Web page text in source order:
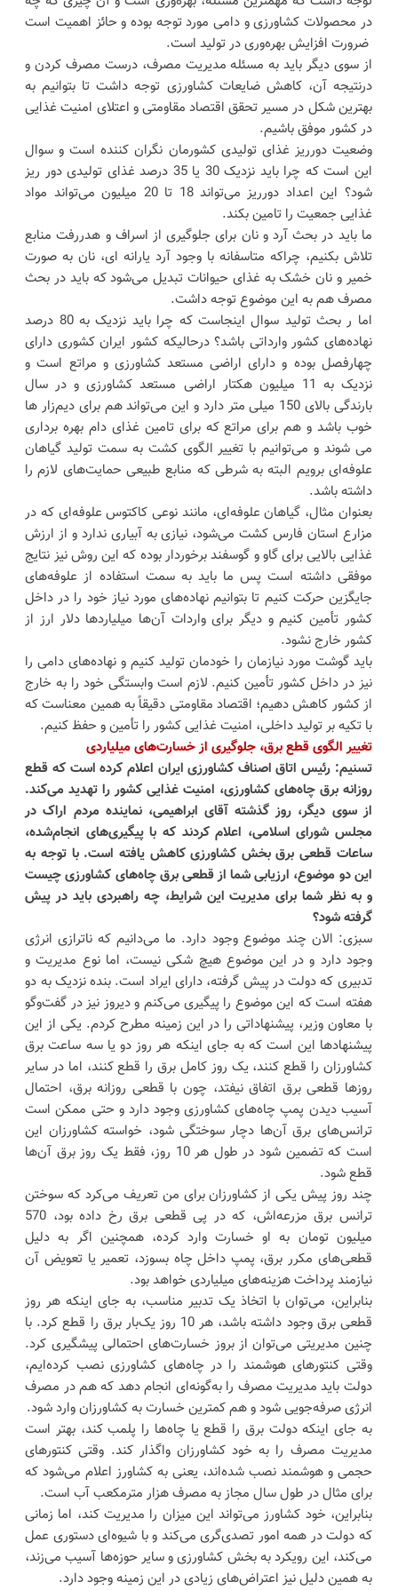
در محصولات کشاورزی و دامی مورد توجه بوده و حائز اهمیت است
ضرورت افزایش بهره‌وری در تولید است.
از سوی دیگر باید به مسئله مدیریت مصرف، درست مصرف کردن و
درنتیجه آن، کاهش ضایعات کشاورزی توجه داشت تا بتوانیم به
بهترین شکل در مسیر تحقق اقتصاد مقاومتی و اعتلای امنیت غذایی
در کشور موفق باشیم.
وضعیت دورریز غذای تولیدی کشورمان نگران کننده است و سوال
این است که چرا باید نزدیک 30 یا 35 درصد غذای تولیدی دور ریز
شود؟ این اعداد دورریز می‌تواند 18 تا 20 میلیون می‌تواند مواد
غذایی جمعیت را تامین بکند.
ما باید در بحث آرد و نان برای جلوگیری از اسراف و هدررفت منابع
تلاش بکنیم، چراکه متاسفانه با وجود آرد یارانه ای، نان به صورت
خمیر و نان خشک به غذای حیوانات تبدیل می‌شود که باید در بحث
مصرف هم به این موضوع توجه داشت.
اما ر بحث تولید سوال اینجاست که چرا باید نزدیک به 80 درصد
نهاده‌های کشور وارداتی باشد؟ درحالیکه کشور ایران کشوری دارای
چهارفصل بوده و دارای اراضی مستعد کشاورزی و مراتع است و
نزدیک به 11 میلیون هکتار اراضی مستعد کشاورزی و در سال
بارندگی بالای 150 میلی متر دارد و این می‌تواند هم برای دیم‌زار ها
خوب باشد و هم برای مراتع که برای تامین غذای دام بهره برداری
می شوند و می‌توانیم با تغییر الگوی کشت به سمت تولید گیاهان
علوفه‌ای برویم البته به شرطی که منابع طبیعی حمایت‌های لازم را
داشته باشد.
بعنوان مثال، گیاهان علوفه‌ای، مانند نوعی کاکتوس علوفه‌ای که در
مزارع استان فارس کشت می‌شود، نیازی به آبیاری ندارد و از ارزش
غذایی بالایی برای گاو و گوسفند برخوردار بوده که این روش نیز نتایج
موفقی داشته است پس ما باید به سمت استفاده از علوفه‌های
جایگزین حرکت کنیم تا بتوانیم نهاده‌های مورد نیاز خود را در داخل
کشور تأمین کنیم و دیگر برای واردات آن‌ها میلیاردها دلار ارز از
کشور خارج نشود.
باید گوشت مورد نیازمان را خودمان تولید کنیم و نهاده‌های دامی را
نیز در داخل کشور تأمین کنیم. لازم است وابستگی خود را به خارج
از کشور کاهش دهیم؛ اقتصاد مقاومتی دقیقاً به همین معناست که
با تکیه بر تولید داخلی، امنیت غذایی کشور را تأمین و حفظ کنیم.
تغییر الگوی قطع برق، جلوگیری از خسارت‌های میلیاردی
تسنیم: رئیس اتاق اصناف کشاورزی ایران اعلام کرده است که قطع
روزانه برق چاه‌های کشاورزی، امنیت غذایی کشور را تهدید می‌کند.
از سوی دیگر، روز گذشته آقای ابراهیمی، نماینده مردم اراک در
مجلس شورای اسلامی، اعلام کردند که با پیگیری‌های انجام‌شده،
ساعات قطعی برق بخش کشاورزی کاهش یافته است. با توجه به
این دو موضوع، ارزیابی شما از قطعی برق چاه‌های کشاورزی چیست
و به نظر شما برای مدیریت این شرایط، چه راهبردی باید در پیش
گرفته شود؟
سبزی: الان چند موضوع وجود دارد. ما می‌دانیم که ناترازی انرژی
وجود دارد و در این موضوع هیچ شکی نیست، اما نوع مدیریت و
تدبیری که دولت در پیش گرفته، دارای ایراد است. بنده نزدیک به دو
هفته است که این موضوع را پیگیری می‌کنم و دیروز نیز در گفت‌وگو
با معاون وزیر، پیشنهاداتی را در این زمینه مطرح کردم. یکی از این
پیشنهادها این است که به جای اینکه هر روز دو یا سه ساعت برق
کشاورزان را قطع کنند، یک روز کامل برق را قطع کنند، اما در سایر
روزها قطعی برق اتفاق نیفتد، چون با قطعی روزانه برق، احتمال
آسیب دیدن پمپ چاه‌های کشاورزی وجود دارد و حتی ممکن است
ترانس‌های برق آن‌ها دچار سوختگی شود، خواسته کشاورزان این
است که تضمین شود در طول هر 10 روز، فقط یک روز برق آن‌ها
قطع شود.
چند روز پیش یکی از کشاورزان برای من تعریف می‌کرد که سوختن
ترانس برق مزرعه‌اش، که در پی قطعی برق رخ داده بود، 570
میلیون تومان به او خسارت وارد کرده، همچنین اگر به دلیل
قطعی‌های مکرر برق، پمپ داخل چاه بسوزد، تعمیر یا تعویض آن
نیازمند پرداخت هزینه‌های میلیاردی خواهد بود.
بنابراین، می‌توان با اتخاذ یک تدبیر مناسب، به جای اینکه هر روز
قطعی برق وجود داشته باشد، هر 10 روز یک‌بار برق را قطع کرد. با
چنین مدیریتی می‌توان از بروز خسارت‌های احتمالی پیشگیری کرد.
وقتی کنتورهای هوشمند را در چاه‌های کشاورزی نصب کرده‌ایم،
دولت باید مدیریت مصرف را به‌گونه‌ای انجام دهد که هم در مصرف
انرژی صرفه‌جویی شود و هم کمترین خسارت به کشاورزان وارد شود.
به جای اینکه دولت برق را قطع یا چاه‌ها را پلمب کند، بهتر است
مدیریت مصرف را به خود کشاورزان واگذار کند. وقتی کنتورهای
حجمی و هوشمند نصب شده‌اند، یعنی به کشاورز اعلام می‌شود که
برای مثال در طول سال مجاز به مصرف هزار مترمکعب آب است.
بنابراین، خود کشاورز می‌تواند این میزان را مدیریت کند، اما زمانی
که دولت در همه امور تصدی‌گری می‌کند و با شیوه‌ای دستوری عمل
می‌کند، این رویکرد به بخش کشاورزی و سایر حوزه‌ها آسیب می‌زند،
به همین دلیل نیز اعتراض‌های زیادی در این زمینه وجود دارد.